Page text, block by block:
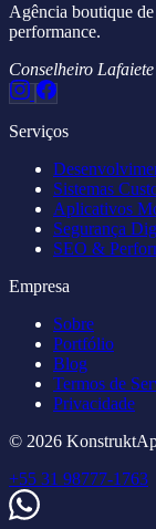
Agência boutique
performance.
Conselheiro
Serviços
Sistemas
Aplicativos
Segurança
SEO &
Empresa
Sobre
Portfólio
Blog
Termos de
Privacidade
© 2026
+55 31 98777-1763